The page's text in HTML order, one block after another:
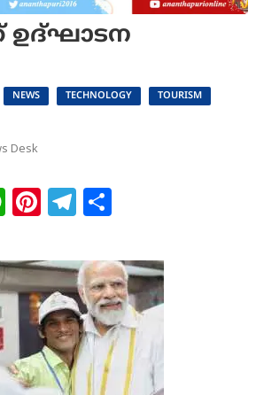
ഉദ്ഘാടന
NEWS TECHNOLOGY
TOURISM
Desk
WhatsApp
Pinterest
Telegram
Share